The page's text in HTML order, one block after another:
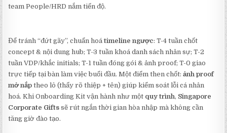
team People/HRD nắm tiến độ.
Để tránh “đứt gãy”, chuẩn hoátimeline ngược: T-4 tuần chốt
concept & nội dung hub; T-3 tuần khoá danh sách nhân sự; T-2
tuần VDP/khắc initials; T-1 tuần đóng gói & ảnh proof; T-0 giao
trực tiếp tại bàn làm việc buổi đầu. Một điểm then chốt:ảnh proof
mở nắp theo lô (thấy rõ thiệp + tên) giúp kiểm soát lỗi cá nhân
hoá. Khi Onboarding Kit vận hành như một quy trình, Singapore
Corporate Gifts sẽ rút ngắn thời gian hòa nhập mà không cần
tăng giờ đào tạo.